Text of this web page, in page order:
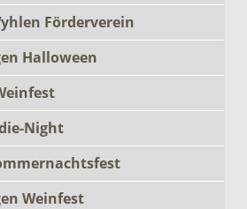
Förderverein
Halloween
Night
Weinfest